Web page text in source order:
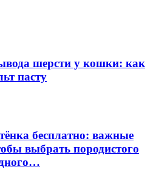
шерсти у кошки: как
пасту
бесплатно: важные
выбрать породистого